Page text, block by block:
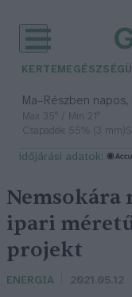
KERTEM
Ma– Részben
Max 35° / Min 21°
Csapadék: 55% (3 mm)
időjárási adatok:
Nemsokára
ipari
projekt
ENERGIA 2021.05.12